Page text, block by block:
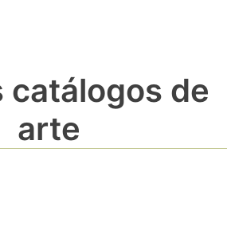
catálogos de
arte